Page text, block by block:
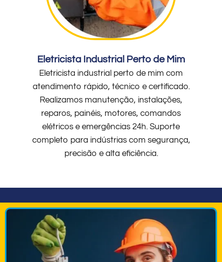
Eletricista Industrial Perto de Mim
Eletricista industrial perto de mim com
atendimento rápido, técnico e certificado.
Realizamos manutenção, instalações,
reparos, painéis, motores, comandos
elétricos e emergências 24h. Suporte
completo para indústrias com segurança,
precisão e alta eficiência.